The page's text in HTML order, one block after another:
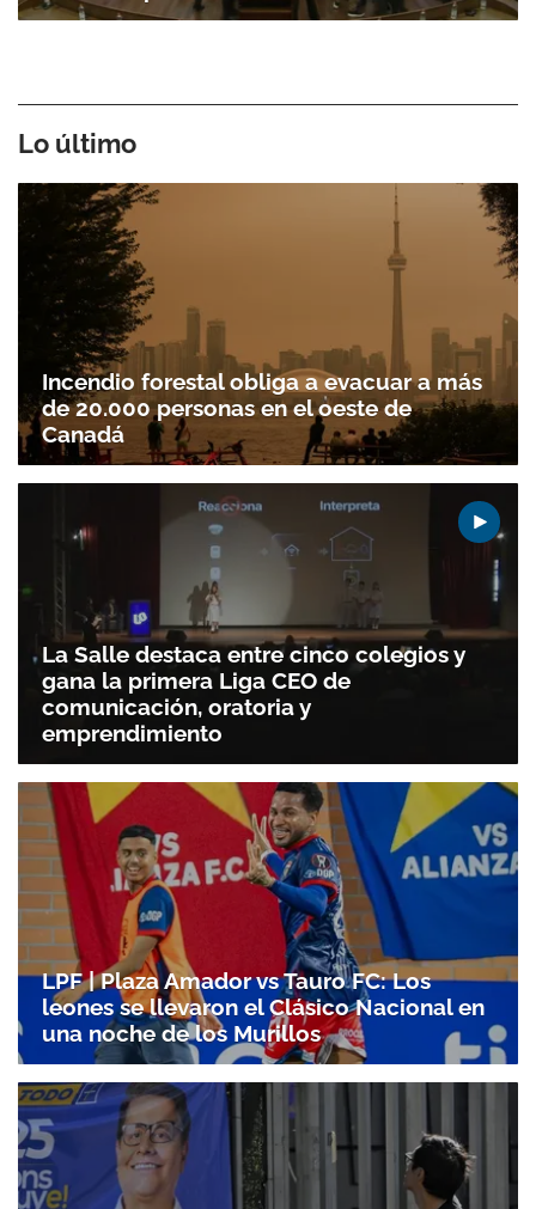
Gracias por suscribirte a nuestro boletín.
Lo último
Incendio forestal obliga a evacuar a más
de 20.000 personas en el oeste de
Canadá
La Salle destaca entre cinco colegios y
gana la primera Liga CEO de
comunicación, oratoria y
emprendimiento
LPF | Plaza Amador vs Tauro FC: Los
leones se llevaron el Clásico Nacional en
una noche de los Murillos